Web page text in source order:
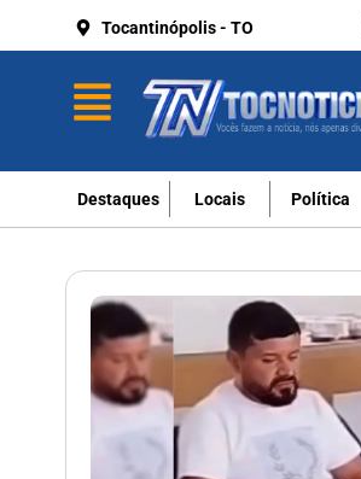
Tocantinópolis - TO
Destaques Locais Política